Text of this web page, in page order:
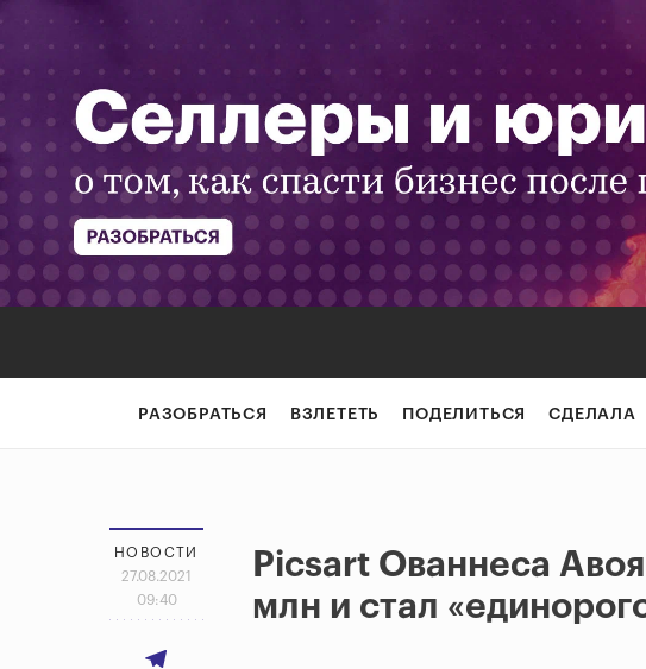
РАЗОБРАТЬСЯ ВЗЛЕТЕТЬ ПОДЕЛИТЬСЯ СДЕЛАЛА
НОВОСТИ
27.08.2021
09:40
Picsart Ованнеса
млн и стал